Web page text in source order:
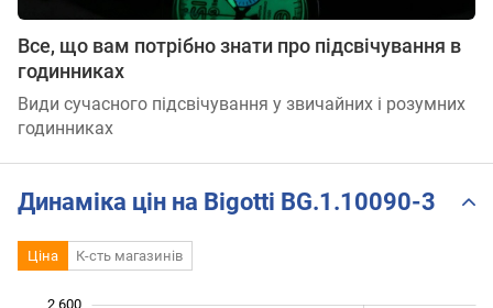
Все, що вам потрібно знати про підсвічування в
годинниках
Види сучасного підсвічування у звичайних і розумних
годинниках
Динаміка цін на Bigotti BG.1.10090-3
Ціна К-сть магазинів
2 600